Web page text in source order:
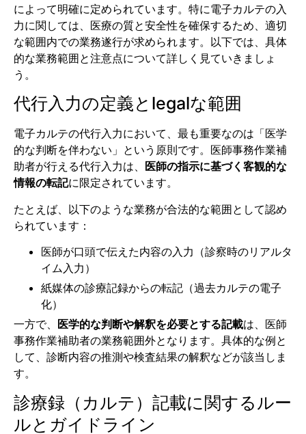
によって明確に定められています。特に電子カルテの入
力に関しては、医療の質と安全性を確保するため、適切
な範囲内での業務遂行が求められます。以下では、具体
的な業務範囲と注意点について詳しく見ていきましょ
う。
代行入力の定義とlegalな範囲
電子カルテの代行入力において、最も重要なのは「医学
的な判断を伴わない」という原則です。医師事務作業補
助者が行える代行入力は、 医師の指示に基づく客観的な
情報の転記に限定されています。
たとえば、以下のような業務が合法的な範囲として認め
られています：
医師が口頭で伝えた内容の入力（診察時のリアルタ
イム入力）
紙媒体の診療記録からの転記（過去カルテの電子
化）
一方で、 医学的な判断や解釈を必要とする記載は、医師
事務作業補助者の業務範囲外となります。具体的な例と
して、診断内容の推測や検査結果の解釈などが該当しま
す。
診療録（カルテ）記載に関するルー
ルとガイドライン